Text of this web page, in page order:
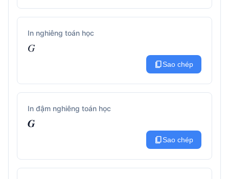
In nghiêng toán học
𝐺
content_copySao chép
In đậm nghiêng toán học
𝑮
content_copySao chép